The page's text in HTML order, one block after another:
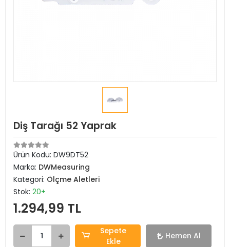
Diş Tarağı 52 Yaprak
Ürün Kodu: DW9DT52
Marka: DWMeasuring
Kategori: Ölçme Aletleri
Stok: 20+
1.294,99 TL
Sepete
Ekle
Hemen Al